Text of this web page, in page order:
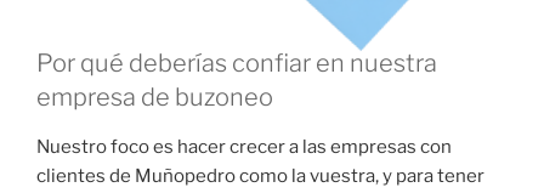
Por qué deberías confiar en nuestra
empresa de buzoneo
Nuestro foco es hacer crecer a las empresas con
clientes de Muñopedro como la vuestra, y para tener